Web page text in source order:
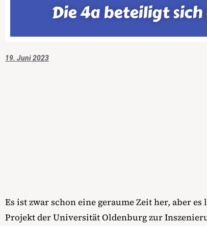
Die 4a beteiligt
19. Juni 2023
Es ist zwar schon eine geraume Zeit her, aber
Projekt der Universität Oldenburg zur